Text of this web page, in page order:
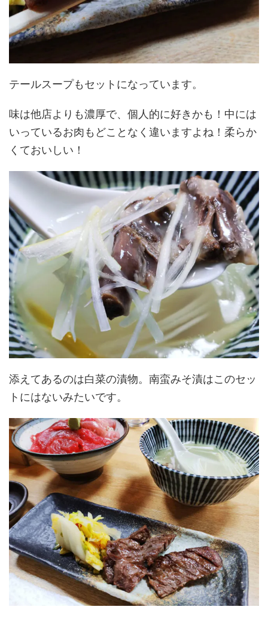
テールスープもセットになっています。
味は他店よりも濃厚で、個人的に好きかも！中には
いっているお肉もどことなく違いますよね！柔らか
くておいしい！
添えてあるのは白菜の漬物。南蛮みそ漬はこのセッ
トにはないみたいです。